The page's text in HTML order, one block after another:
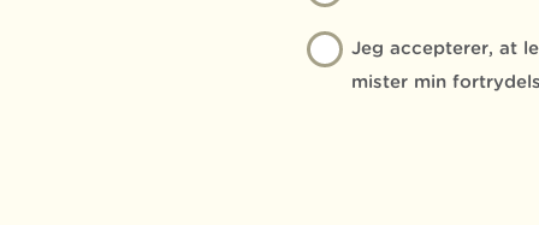
Jeg accepterer, at
mister min